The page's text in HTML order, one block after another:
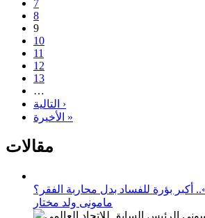
7
8
9
10
11
12
13
…
التالية ›
الأخيرة »
مقالات
أكبر بؤرة للفساد بدل محاربة الفقر؟
مامونى ولد مختار